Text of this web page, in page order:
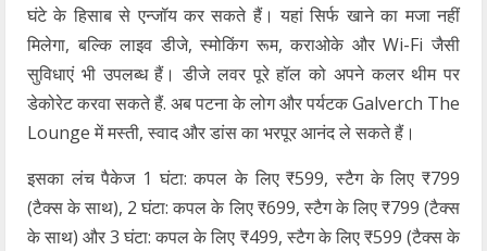
घंटे के हिसाब से एन्जॉय कर सकते हैं। यहां सिर्फ खाने का मजा नहीं
मिलेगा, बल्कि लाइव डीजे, स्मोकिंग रूम, कराओके और Wi-Fi जैसी
सुविधाएं भी उपलब्ध हैं। डीजे लवर पूरे हॉल को अपने कलर थीम पर
डेकोरेट करवा सकते हैं. अब पटना के लोग और पर्यटक Galverch The
Lounge में मस्ती, स्वाद और डांस का भरपूर आनंद ले सकते हैं।
इसका लंच पैकेज 1 घंटा: कपल के लिए ₹599, स्टैग के लिए ₹799
(टैक्स के साथ), 2 घंटा: कपल के लिए ₹699, स्टैग के लिए ₹799 (टैक्स
के साथ) और 3 घंटा: कपल के लिए ₹499, स्टैग के लिए ₹599 (टैक्स के